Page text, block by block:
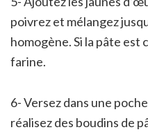
poivrez et mélangez
homogène. Si la pâte est
farine.
6- Versez dans une
réalisez des boudins de